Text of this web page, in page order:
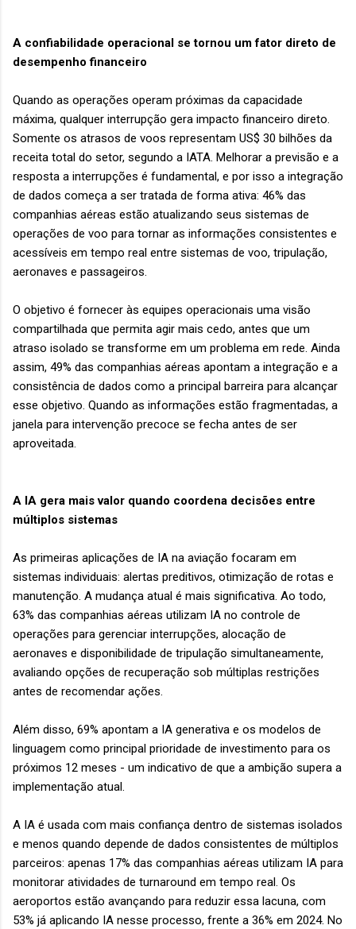
A confiabilidade operacional se tornou um fator direto de
desempenho financeiro
Quando as operações operam próximas da capacidade
máxima, qualquer interrupção gera impacto financeiro direto.
Somente os atrasos de voos representam US$ 30 bilhões da
receita total do setor, segundo a IATA. Melhorar a previsão e a
resposta a interrupções é fundamental, e por isso a integração
de dados começa a ser tratada de forma ativa: 46% das
companhias aéreas estão atualizando seus sistemas de
operações de voo para tornar as informações consistentes e
acessíveis em tempo real entre sistemas de voo, tripulação,
aeronaves e passageiros.
O objetivo é fornecer às equipes operacionais uma visão
compartilhada que permita agir mais cedo, antes que um
atraso isolado se transforme em um problema em rede. Ainda
assim, 49% das companhias aéreas apontam a integração e a
consistência de dados como a principal barreira para alcançar
esse objetivo. Quando as informações estão fragmentadas, a
janela para intervenção precoce se fecha antes de ser
aproveitada.
A IA gera mais valor quando coordena decisões entre
múltiplos sistemas
As primeiras aplicações de IA na aviação focaram em
sistemas individuais: alertas preditivos, otimização de rotas e
manutenção. A mudança atual é mais significativa. Ao todo,
63% das companhias aéreas utilizam IA no controle de
operações para gerenciar interrupções, alocação de
aeronaves e disponibilidade de tripulação simultaneamente,
avaliando opções de recuperação sob múltiplas restrições
antes de recomendar ações.
Além disso, 69% apontam a IA generativa e os modelos de
linguagem como principal prioridade de investimento para os
próximos 12 meses - um indicativo de que a ambição supera a
implementação atual.
A IA é usada com mais confiança dentro de sistemas isolados
e menos quando depende de dados consistentes de múltiplos
parceiros: apenas 17% das companhias aéreas utilizam IA para
monitorar atividades de turnaround em tempo real. Os
aeroportos estão avançando para reduzir essa lacuna, com
53% já aplicando IA nesse processo, frente a 36% em 2024. No